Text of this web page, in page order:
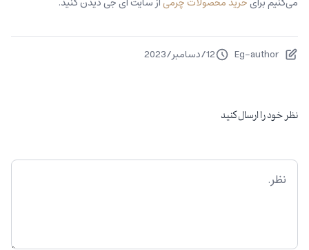
Eg-author
12
/دسامبر/
2023
نظر خود را ارسال کنید